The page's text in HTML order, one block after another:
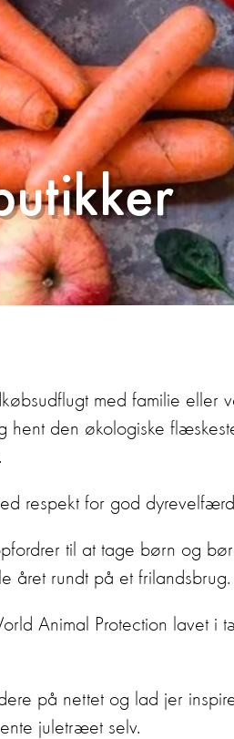
med familie eller
hent den økologiske
respekt for god
til at tage børn og
året rundt på et frilandsbrug.
Animal Protection lavet i
på nettet og lad jer
juletræet selv.